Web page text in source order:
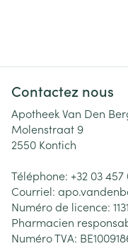
Contactez nous
Apotheek Van Den
Molenstraat 9
2550 Kontich
Téléphone: +32 03 457
Courriel:
Numéro de licence:
Pharmacien
Numéro TVA: